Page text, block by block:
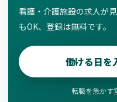
看護・介護施設の求人が
もOK、登録は無料です。
働ける日を
転職を急かす